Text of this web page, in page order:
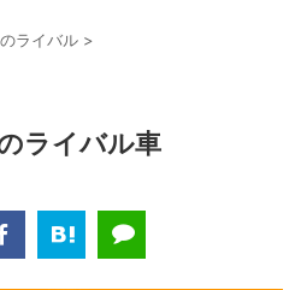
ライバル >
ライバル車